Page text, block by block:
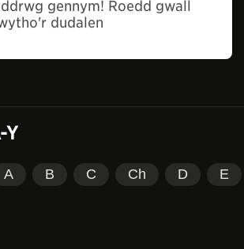
gennym! Roedd gwall
dudalen
Y
A B C Ch D E